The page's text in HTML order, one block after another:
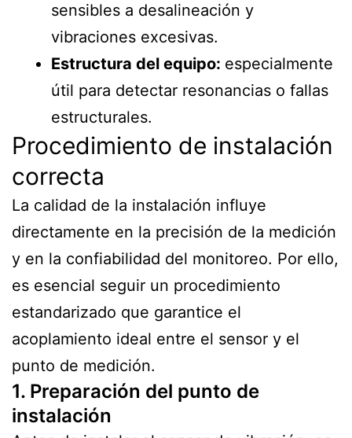
sensibles a desalineación y
vibraciones excesivas.
Estructura del equipo: especialmente
útil para detectar resonancias o fallas
estructurales.
Procedimiento de instalación
correcta
La calidad de la instalación influye
directamente en la precisión de la medición
y en la confiabilidad del monitoreo. Por ello,
es esencial seguir un procedimiento
estandarizado que garantice el
acoplamiento ideal entre el sensor y el
punto de medición.
1. Preparación del punto de
instalación